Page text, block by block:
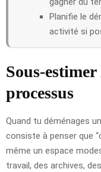
Planifie le
activité si
Sous-
processus
Quand tu déménages
consiste à penser que
même un espace
travail, des archives,